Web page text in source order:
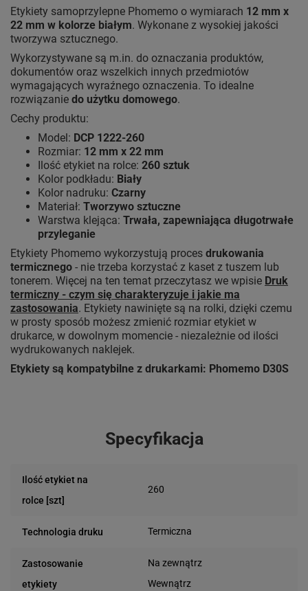
Etykiety samoprzylepne Phomemo o wymiarach 12 mm x
22 mm w kolorze białym. Wykonane z wysokiej jakości
tworzywa sztucznego.
Wykorzystywane są m.in. do oznaczania produktów,
dokumentów oraz wszelkich innych przedmiotów
wymagających wyraźnego oznaczenia. To idealne
rozwiązanie do użytku domowego.
Cechy produktu:
Model: DCP 1222-260
Rozmiar: 12 mm x 22 mm
Ilość etykiet na rolce: 260 sztuk
Kolor podkładu: Biały
Kolor nadruku: Czarny
Materiał: Tworzywo sztuczne
Warstwa klejąca: Trwała, zapewniająca długotrwałe
przyleganie
Etykiety Phomemo wykorzystują proces drukowania
termicznego - nie trzeba korzystać z kaset z tuszem lub
tonerem. Więcej na ten temat przeczytasz we wpisie Druk
termiczny - czym się charakteryzuje i jakie ma
zastosowania. Etykiety nawinięte są na rolki, dzięki czemu
w prosty sposób możesz zmienić rozmiar etykiet w
drukarce, w dowolnym momencie - niezależnie od ilości
wydrukowanych naklejek.
Etykiety są kompatybilne z drukarkami: Phomemo D30S
Specyfikacja
Ilość etykiet na
rolce [szt]
260
Technologia druku Termiczna
Zastosowanie
etykiety
Na zewnątrz
Wewnątrz